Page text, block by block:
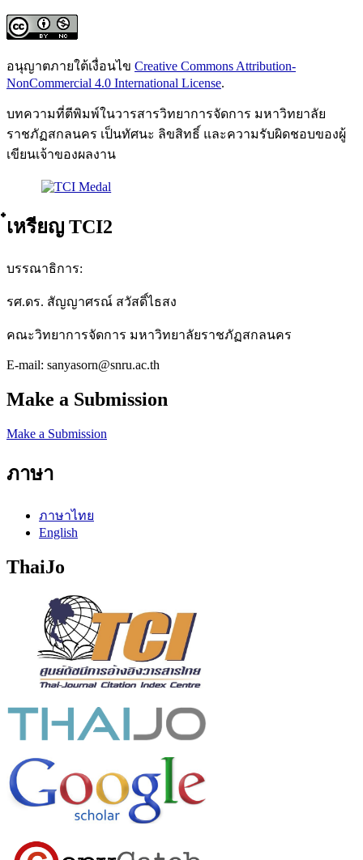
อนุญาตภายใต้เงื่อนไข Creative Commons Attribution-
NonCommercial 4.0 International License.
บทความที่ตีพิมพ์ในวารสารวิทยาการจัดการ มหาวิทยาลัย
ราชภัฏสกลนคร เป็นทัศนะ ลิขสิทธิ์ และความรับผิดชอบของผู้
เขียนเจ้าของผลงาน
๋เหรียญ TCI2
บรรณาธิการ:
รศ.ดร. สัญญาศรณ์ สวัสดิ์ไธสง
คณะวิทยาการจัดการ มหาวิทยาลัยราชภัฏสกลนคร
E-mail: sanyasorn@snru.ac.th
Make a Submission
Make a Submission
ภาษา
ภาษาไทย
English
ThaiJo